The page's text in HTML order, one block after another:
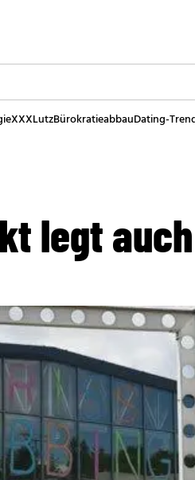
XXXLutzBürokratieabbauDating-
legt